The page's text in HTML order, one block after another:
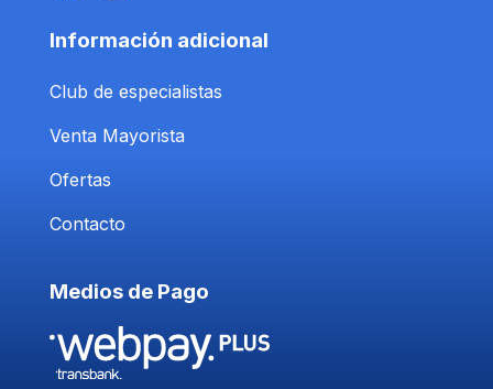
Información adicional
Club de especialistas
Venta Mayorista
Ofertas
Contacto
Medios de Pago